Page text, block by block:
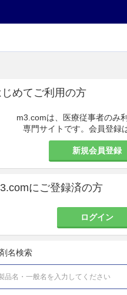
じめてご利用の方
m3.comは、医療従事者のみ
専門サイトです。会員登録
新規会員登録
にご登録済の方
ログイン
名検索